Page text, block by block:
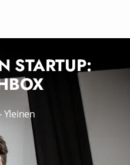
STARTUP:
Yleinen